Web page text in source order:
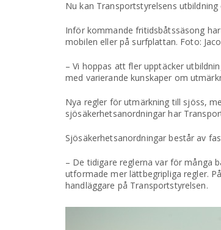
Nu kan Transportstyrelsens
Inför kommande fritidsbåtssäsong
mobilen eller på surfplattan. Foto:
– Vi hoppas att fler upptäcker
med varierande kunskaper om
Nya regler för utmärkning till sjöss,
sjösäkerhetsanordningar har
Sjösäkerhetsanordningar består av
– De tidigare reglerna var för många
utformade mer lättbegripliga regler.
handläggare på Transportstyrelsen.